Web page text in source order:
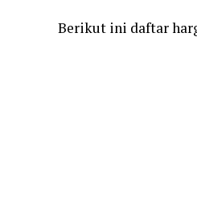
Berikut ini daftar